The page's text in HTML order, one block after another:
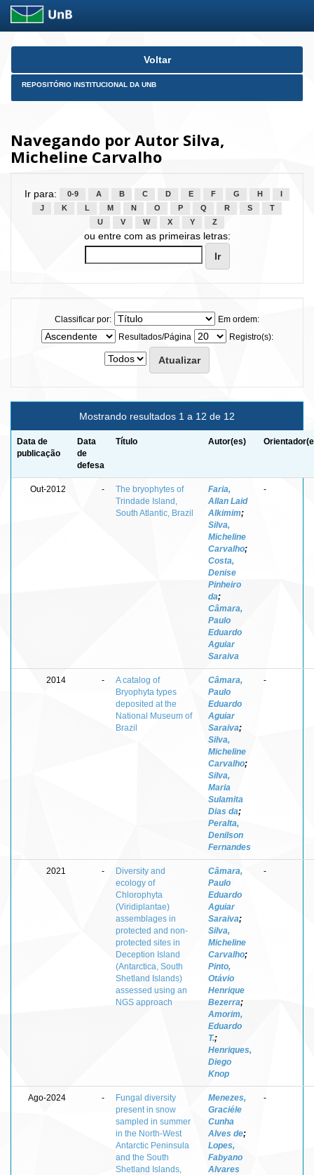
Skip
Voltar
REPOSITÓRIO INSTITUCIONAL DA UNB
Navegando por Autor Silva,
Micheline Carvalho
Ir para: 0-9 A B C D E F G H
J
K L M N O P Q R S
T
U
V W X Y Z
ou entre com as primeiras letras:
Classificar por:
Em ordem:
Resultados/Página
Registro(s):
Mostrando resultados 1 a 12 de 12
Data de
publicação
Data
de
defesa
Título Autor(es)
Out-2012 -
The bryophytes of
Trindade Island,
South Atlantic, Brazil
Faria,
Allan Laid
Alkimim;
Silva,
Micheline
Carvalho;
Costa,
Denise
Pinheiro
da;
Câmara,
Paulo
Eduardo
Aguiar
Saraiva
-
2014 -
A catalog of
Bryophyta types
deposited at the
National Museum of
Brazil
Câmara,
Paulo
Eduardo
Aguiar
Saraiva;
Silva,
Micheline
Carvalho;
Silva,
Maria
Sulamita
Dias da;
Peralta,
Denilson
Fernandes
-
2021 -
Diversity and
ecology of
Chlorophyta
(Viridiplantae)
assemblages in
protected and non-
protected sites in
Deception Island
(Antarctica, South
Shetland Islands)
assessed using an
NGS approach
Câmara,
Paulo
Eduardo
Aguiar
Saraiva;
Silva,
Micheline
Carvalho;
Pinto,
Otávio
Henrique
Bezerra;
Amorim,
Eduardo
T.;
Henriques,
Diego
Knop
-
Ago-2024 -
Fungal diversity
present in snow
sampled in summer
in the North-West
Antarctic Peninsula
and the South
Shetland Islands,
Menezes,
Graciéle
Cunha
Alves de;
Lopes,
Fabyano
Alvares
-